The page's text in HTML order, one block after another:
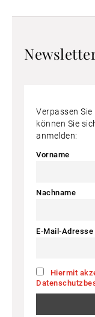
Verpassen
können Sie
anmelden:
Vorname
Nachname
E-Mail-Adresse
Hiermit